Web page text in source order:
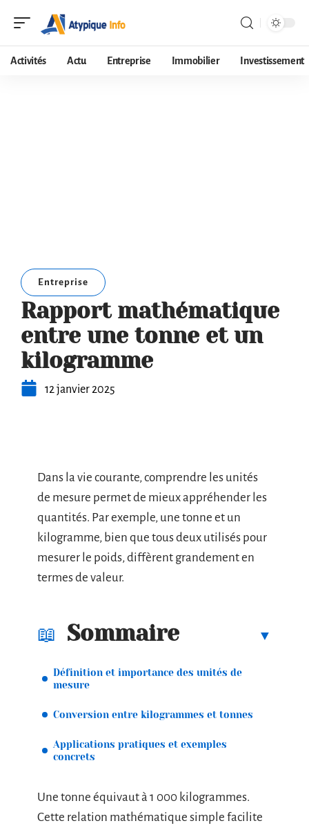
Activités Actu Entreprise Immobilier Investissement
Entreprise
Rapport mathématique
entre une tonne et un
kilogramme
12 janvier 2025
Dans la vie courante, comprendre les unités
de mesure permet de mieux appréhender les
quantités. Par exemple, une tonne et un
kilogramme, bien que tous deux utilisés pour
mesurer le poids, diffèrent grandement en
termes de valeur.
Sommaire
Définition et importance des unités de
mesure
Conversion entre kilogrammes et tonnes
Applications pratiques et exemples
concrets
Une tonne équivaut à 1 000 kilogrammes.
Cette relation mathématique simple facilite